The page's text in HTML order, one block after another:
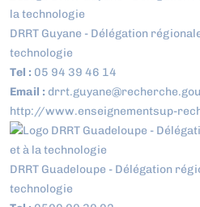
DRRT Guyane - Délégation
technologie
Tel : 05 94 39 46 14
Email :
http://www.enseignementsup-
DRRT Guadeloupe - Délégation
technologie